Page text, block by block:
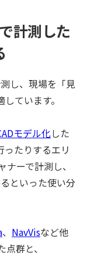
計測した
し、現場を「見
ています。
モデル化した
ったりするエリ
ーで計測し、
といった使い分
、 NavVisなど他
群と、